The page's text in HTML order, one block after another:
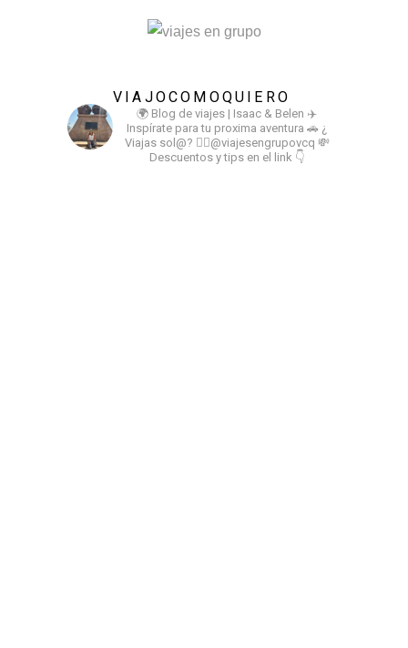
VIAJOCOMOQUIERO
🌍 Blog de viajes | Isaac & Belen ✈️
Inspírate para tu proxima aventura 🚗 ¿
Viajas sol@? 👉🏻@viajesengrupovcq 💸
Descuentos y tips en el link 👇